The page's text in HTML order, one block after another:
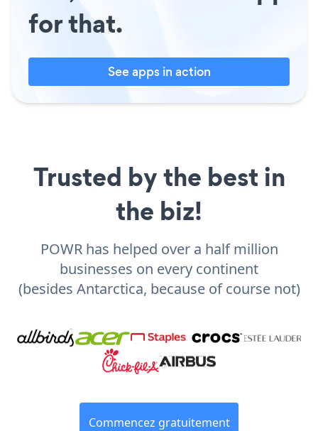
for that.
See apps in action
Trusted by the best in
the biz!
POWR has helped over a half million
businesses on every continent
(besides Antarctica, because of course not)
Commencez gratuitement